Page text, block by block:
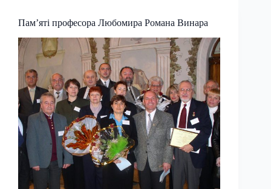
Пам’яті професора Любомира Романа Винара